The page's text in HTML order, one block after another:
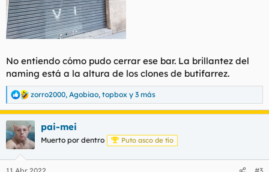
No entiendo cómo pudo cerrar ese bar. La brillantez del
naming está a la altura de los clones de butifarrez.
R
e
a
c
c
i
zorro2000, Agobiao, topbox y 3 más
pai-mei
Muerto por dentro Puto asco de tío